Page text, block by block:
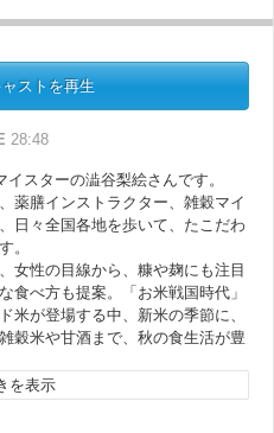
ストを再生
28:48
スターの澁谷梨絵さんです。
薬膳インストラクター、雑穀マイ
日々全国各地を歩いて、たこだわ
。
女性の目線から、糠や麹にも注目
食べ方も提案。「お米戦国時代」
米が登場する中、新米の季節に、
穀米や甘酒まで、秋の食生活が豊
を表示